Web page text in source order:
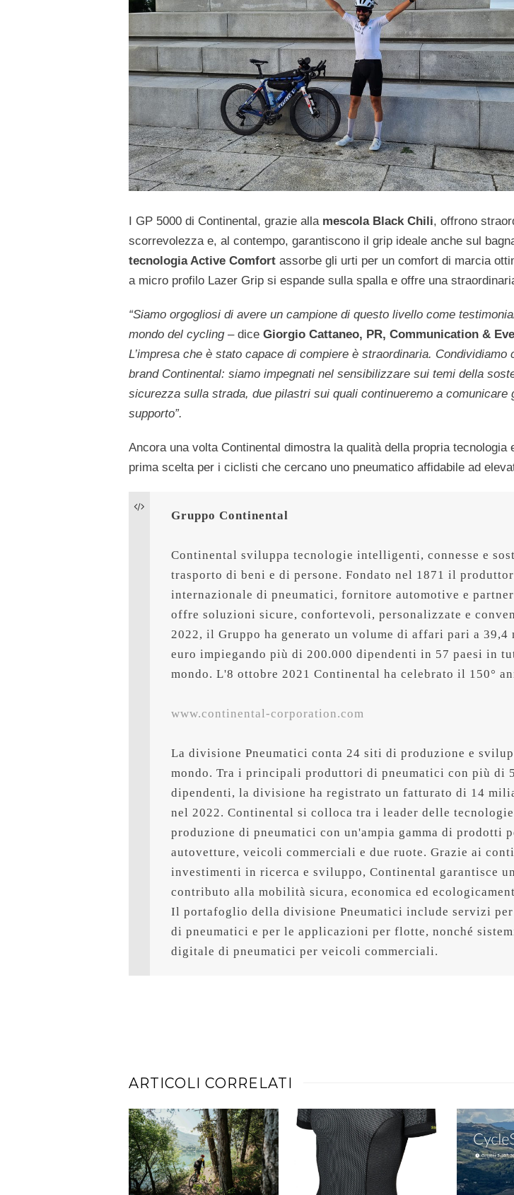
I GP 5000 di Continental, grazie alla mescola Black Chili, offrono
scorrevolezza e, al contempo, garantiscono il grip ideale anche sul
tecnologia Active Comfort assorbe gli urti per un comfort di marcia
a micro profilo Lazer Grip si espande sulla spalla e offre una
“Siamo orgogliosi di avere un campione di questo livello come
mondo del cycling – dice Giorgio Cattaneo, PR, Communication &
L’impresa che è stato capace di compiere è straordinaria. Condividiamo
brand Continental: siamo impegnati nel sensibilizzare sui temi della
sicurezza sulla strada, due pilastri sui quali continueremo a comunicare
supporto”.
Ancora una volta Continental dimostra la qualità della propria tecnologia
prima scelta per i ciclisti che cercano uno pneumatico affidabile ad
Gruppo Continental
Continental sviluppa tecnologie intelligenti, connesse e
trasporto di beni e di persone. Fondato nel 1871 il
internazionale di pneumatici, fornitore automotive e
offre soluzioni sicure, confortevoli, personalizzate e
2022, il Gruppo ha generato un volume di affari pari a
euro impiegando più di 200.000 dipendenti in 57 paesi in
mondo. L'8 ottobre 2021 Continental ha celebrato il 150°
www.continental-corporation.com
La divisione Pneumatici conta 24 siti di produzione e
mondo. Tra i principali produttori di pneumatici con più di
dipendenti, la divisione ha registrato un fatturato di 14
nel 2022. Continental si colloca tra i leader delle
produzione di pneumatici con un'ampia gamma di prodotti
autovetture, veicoli commerciali e due ruote. Grazie ai
investimenti in ricerca e sviluppo, Continental garantisce
contributo alla mobilità sicura, economica ed
Il portafoglio della divisione Pneumatici include servizi
di pneumatici e per le applicazioni per flotte, nonché
digitale di pneumatici per veicoli commerciali.
ARTICOLI CORRELATI